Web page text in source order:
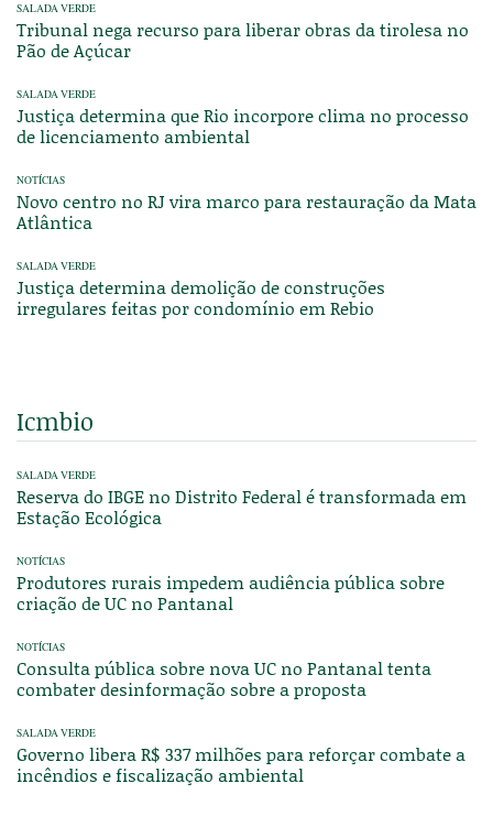
SALADA VERDE
Tribunal nega recurso para liberar obras da tirolesa no
Pão de Açúcar
SALADA VERDE
Justiça determina que Rio incorpore clima no processo
de licenciamento ambiental
NOTÍCIAS
Novo centro no RJ vira marco para restauração da Mata
Atlântica
SALADA VERDE
Justiça determina demolição de construções
irregulares feitas por condomínio em Rebio
Icmbio
SALADA VERDE
Reserva do IBGE no Distrito Federal é transformada em
Estação Ecológica
NOTÍCIAS
Produtores rurais impedem audiência pública sobre
criação de UC no Pantanal
NOTÍCIAS
Consulta pública sobre nova UC no Pantanal tenta
combater desinformação sobre a proposta
SALADA VERDE
Governo libera R$ 337 milhões para reforçar combate a
incêndios e fiscalização ambiental